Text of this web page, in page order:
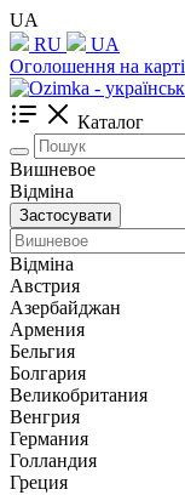
UA
RU
UA
Оголошення на карті
Каталог
Вишневое
Відміна
Застосувати
Відміна
Австрия
Азербайджан
Армения
Бельгия
Болгария
Великобритания
Венгрия
Германия
Голландия
Греция